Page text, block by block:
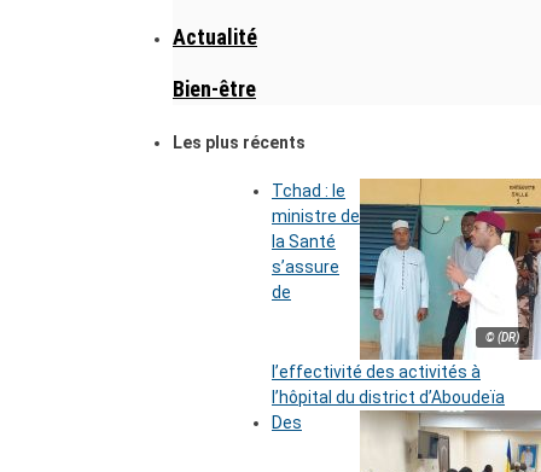
Actualité
Bien-être
Les plus récents
© (DR)
Tchad : le
ministre de
la Santé
s’assure
de
l’effectivité des activités à
l’hôpital du district d’Aboudeïa
Des